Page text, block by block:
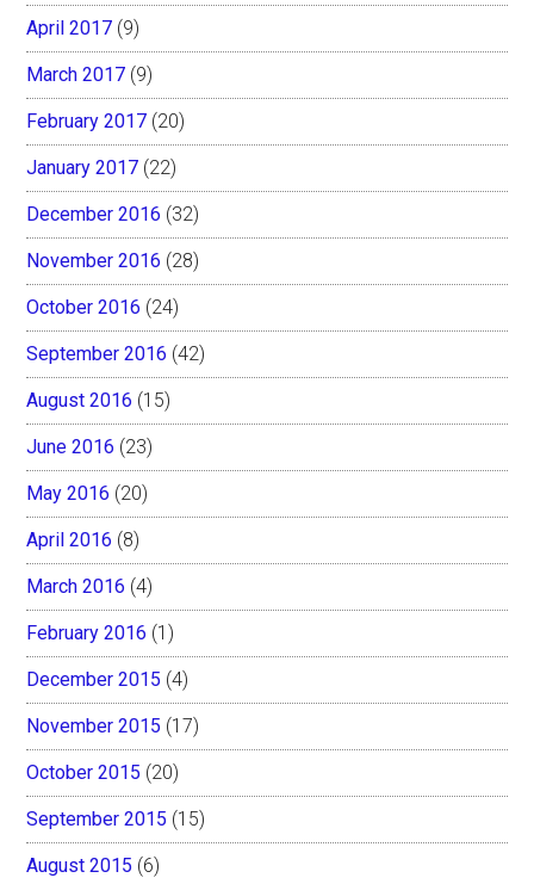
April 2017 (9)
March 2017 (9)
February 2017 (20)
January 2017 (22)
December 2016 (32)
November 2016 (28)
October 2016 (24)
September 2016 (42)
August 2016 (15)
June 2016 (23)
May 2016 (20)
April 2016 (8)
March 2016 (4)
February 2016 (1)
December 2015 (4)
November 2015 (17)
October 2015 (20)
September 2015 (15)
August 2015 (6)